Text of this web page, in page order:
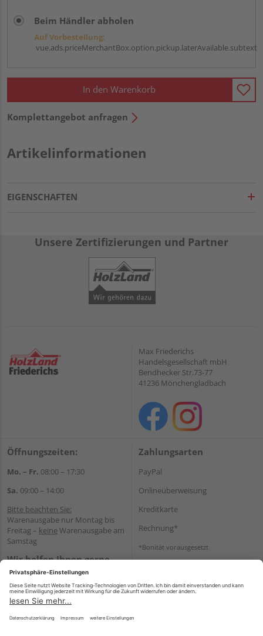
Beim Händler abholen
Auf Vorbestellung:
vue.ads.priceMerchantBox.option.pickup.laterAvailable.subtext
In den Warenkorb
Komplettangebot anfragen
Artikelinformationen
EIGENSCHAFTEN
Unsere Zertifizierungen und Partner
Max Friederichs
Handelsgesellschaft mbH
Bendhecker Str.73-77
41236 Mönchengladbach
Öffnungszeiten:
Mo. – Fr. 08:00 – 17:30
Sa. 09:00 – 14:00
Bitte beachten Sie:
Warenausgabe nur Montag bis
Freitag – keineWarenausgabe am
Samstag
Wir helfen Ihnen gerne
weiter
Tel.:+49 2166 9199137
E-Mail:holzland-
shop@friederichs-gmbh.de
Zahlungsarten
PayPal
Onlineüberweisung
Kreditkarte
Rechnung*
*Bonität vorausgesetzt